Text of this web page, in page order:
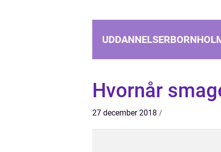
Hvornår
27 december 2018